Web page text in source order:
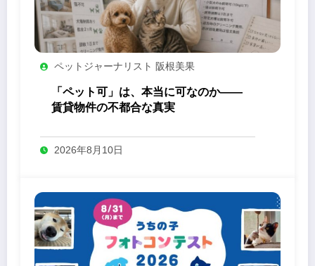
ペットジャーナリスト 阪根美果
「ペット可」は、本当に可なのか——
賃貸物件の不都合な真実
2026年8月10日